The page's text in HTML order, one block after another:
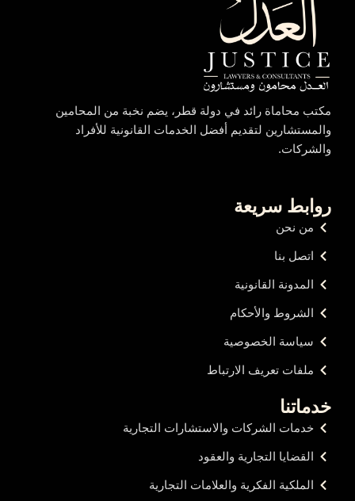
مكتب محاماة رائد في دولة قطر، يضم نخبة من المحامين
والمستشارين لتقديم أفضل الخدمات القانونية للأفراد
والشركات.
روابط سريعة
من نحن
اتصل بنا
المدونة القانونية
الشروط والأحكام
سياسة الخصوصية
ملفات تعريف الارتباط
خدماتنا
خدمات الشركات والاستشارات التجارية
القضايا التجارية والعقود
الملكية الفكرية والعلامات التجارية